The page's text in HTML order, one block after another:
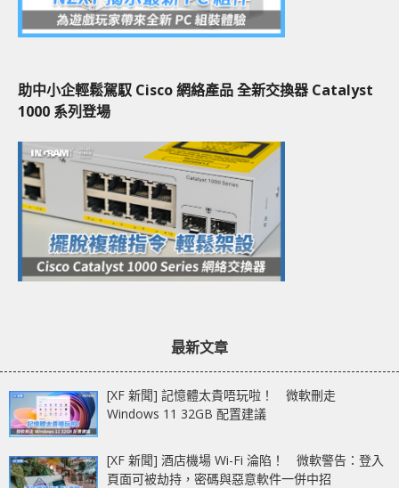
助中小企輕鬆駕馭 Cisco 網絡產品 全新交換器 Catalyst
1000 系列登場
最新文章
[XF 新聞] 記憶體太貴唔玩啦！ 微軟刪走
Windows 11 32GB 配置建議
[XF 新聞] 酒店機場 Wi-Fi 淪陷！ 微軟警告：登入
頁面可被劫持，密碼與惡意軟件一併中招